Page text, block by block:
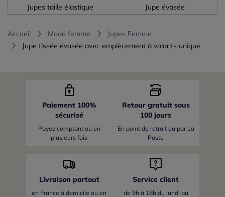
Jupes taille élastique
Jupe évasée
Accueil Mode femme
Jupes Femme
Jupe tissée évasée avec empiècement à volants unique
Paiement 100%
sécurisé
Payez comptant ou en
plusieurs fois
Retour gratuit sous
100 jours
En point de retrait ou par La
Poste
Livraison partout
en France à domicile ou en
Service client
de 9h à 18h du lundi au